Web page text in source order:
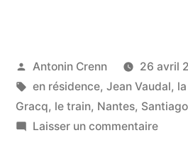
temps
si
bizarre »
Publié
par
Antonin Crenn 26 avril
Étiquettes :
en résidence, Jean Vaudal,
Gracq, le train, Nantes,
Laisser un commentairesur